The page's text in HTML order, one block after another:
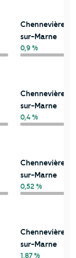
Chennevières-
sur-Marne
0,9 %
Chennevières-
sur-Marne
0,4 %
Chennevières-
sur-Marne
0,52 %
Chennevières-
sur-Marne
1,87 %